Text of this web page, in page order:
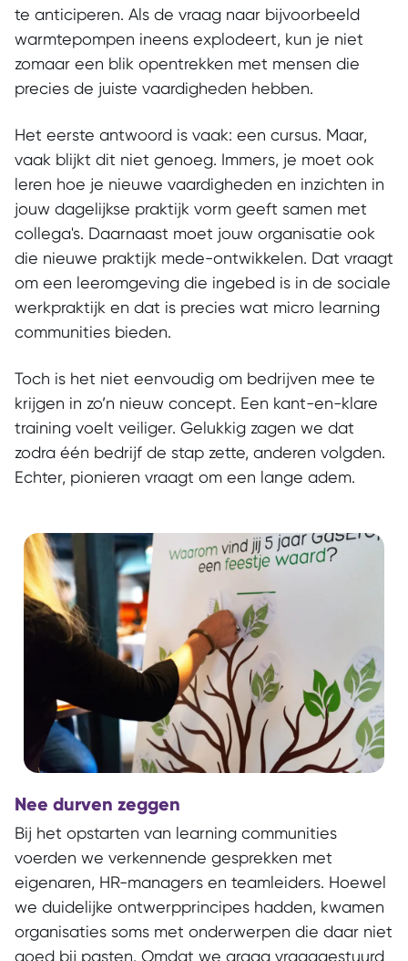
te anticiperen. Als de vraag naar bijvoorbeeld
warmtepompen ineens explodeert, kun je niet
zomaar een blik opentrekken met mensen die
precies de juiste vaardigheden hebben.
Het eerste antwoord is vaak: een cursus. Maar,
vaak blijkt dit niet genoeg. Immers, je moet ook
leren hoe je nieuwe vaardigheden en inzichten in
jouw dagelijkse praktijk vorm geeft samen met
collega's. Daarnaast moet jouw organisatie ook
die nieuwe praktijk mede-ontwikkelen. Dat vraagt
om een leeromgeving die ingebed is in de sociale
werkpraktijk en dat is precies wat micro learning
communities bieden.
Toch is het niet eenvoudig om bedrijven mee te
krijgen in zo’n nieuw concept. Een kant-en-klare
training voelt veiliger. Gelukkig zagen we dat
zodra één bedrijf de stap zette, anderen volgden.
Echter, pionieren vraagt om een lange adem.
Nee durven zeggen
Bij het opstarten van learning communities
voerden we verkennende gesprekken met
eigenaren, HR-managers en teamleiders. Hoewel
we duidelijke ontwerpprincipes hadden, kwamen
organisaties soms met onderwerpen die daar niet
goed bij pasten. Omdat we graag vraaggestuurd